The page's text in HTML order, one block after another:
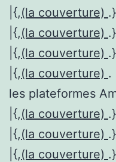
|{,(la couverture) .}
|{,(la couverture) .}
|{,(la couverture) .}
|{,(la couverture) .
les plateformes
|{,(la couverture) .}
|{,(la couverture) .}
|{,(la couverture) .}